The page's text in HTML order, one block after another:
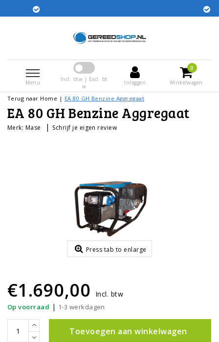
Gratis verzending in
Menu
Incl. btw | Excl. bt
w
Inloggen
0
Winkelwagen
Terug naar Home | EA 80 GH Benzine Aggregaat
EA 80 GH Benzine Aggregaat
Merk: Mase | Schrijf je eigen review
Press tab to enlarge
€1.690,00 Incl. btw
Op voorraad | 1-3 werkdagen
Toevoegen aan winkelwagen